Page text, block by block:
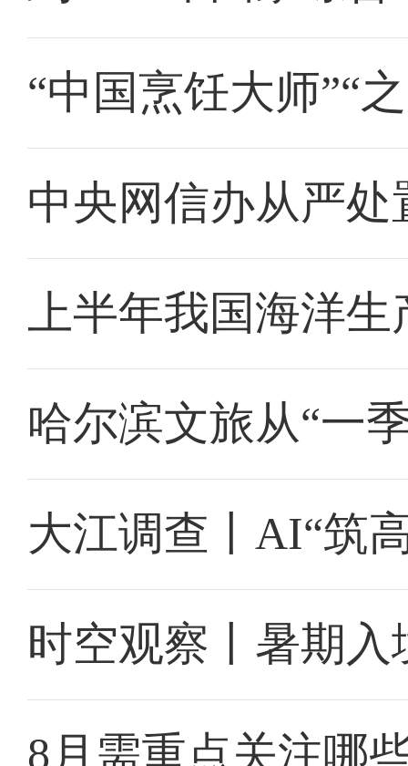
“中国烹饪大师”“
中央网信办从严
上半年我国海洋生
哈尔滨文旅从“一
大江调查丨AI“筑
时空观察丨暑期入
8月需重点关注哪